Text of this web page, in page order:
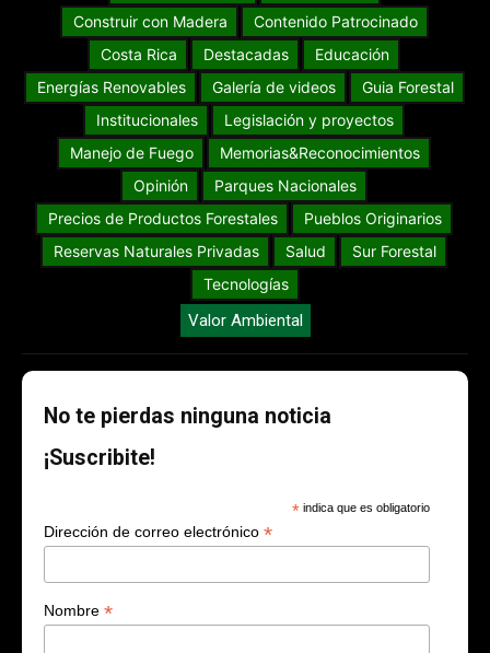
Construir con Madera
Contenido Patrocinado
Costa Rica
Destacadas
Educación
Energías Renovables
Galería de videos
Guia Forestal
Institucionales
Legislación y proyectos
Manejo de Fuego
Memorias&Reconocimientos
Opinión
Parques Nacionales
Precios de Productos Forestales
Pueblos Originarios
Reservas Naturales Privadas
Salud
Sur Forestal
Tecnologías
Valor Ambiental
No te pierdas ninguna noticia
¡Suscribite!
* indica que es obligatorio
Dirección de correo electrónico *
Nombre *